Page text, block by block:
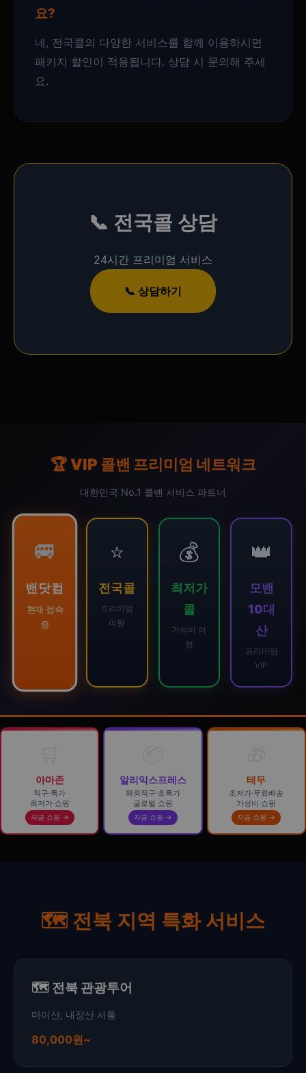
요?
네, 전국콜의 다양한 서비스를 함께 이용하시면
패키지 할인이 적용됩니다. 상담 시 문의해 주세
요.
📞 전국콜 상담
24시간 프리미엄 서비스
📞 상담하기
🏆 VIP 콜밴 프리미엄 네트워크
대한민국 No.1 콜밴 서비스 파트너
🚐
밴닷컴
현재 접속
중
⭐
전국콜
프리미엄
여행
💰
최저가
콜
가성비 여
행
👑
모밴
10대
산
프리미엄
VIP
아마존
직구·특가
최저가 쇼핑
지금 쇼핑 →
알리익스프레스
해외직구·초특가
글로벌 쇼핑
지금 쇼핑 →
테무
초저가·무료배송
가성비 쇼핑
지금 쇼핑 →
🗺️ 전북 지역 특화 서비스
🗺️ 전북 관광투어
마이산, 내장산 셔틀
80,000원~